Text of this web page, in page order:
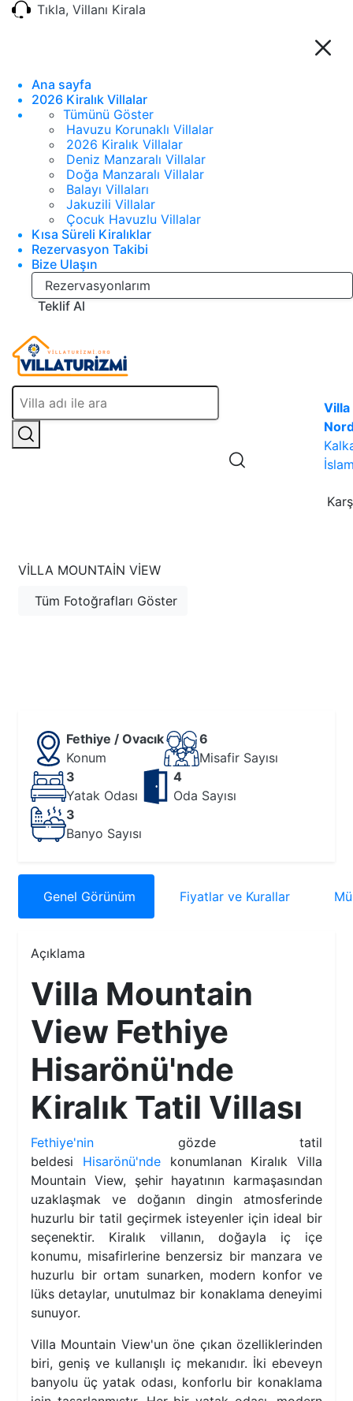
Tıkla, Villanı Kirala
Ana sayfa
2026 Kiralık Villalar
Tümünü Göster
Havuzu Korunaklı Villalar
2026 Kiralık Villalar
Deniz Manzaralı Villalar
Doğa Manzaralı Villalar
Balayı Villaları
Jakuzili Villalar
Çocuk Havuzlu Villalar
Kısa Süreli Kiralıklar
Rezervasyon Takibi
Bize Ulaşın
Rezervasyonlarım
Teklif Al
Villa
VILLA MOUNTAIN VIEW
Tüm Fotoğrafları Göster
Fethiye / Ovacık
Konum
6
Misafir Sayısı
3
Yatak Odası
4
Oda Sayısı
3
Banyo Sayısı
Genel Görünüm Fiyatlar ve Kurallar
Açıklama
Villa Mountain
View Fethiye
Hisarönü'nde
Kiralık Tatil Villası
Fethiye'nin gözde tatil
beldesi Hisarönü'nde konumlanan Kiralık Villa
Mountain View, şehir hayatının karmaşasından
uzaklaşmak ve doğanın dingin atmosferinde
huzurlu bir tatil geçirmek isteyenler için ideal bir
seçenektir. Kiralık villanın, doğayla iç içe
konumu, misafirlerine benzersiz bir manzara ve
huzurlu bir ortam sunarken, modern konfor ve
lüks detaylar, unutulmaz bir konaklama deneyimi
sunuyor.
Villa Mountain View'un öne çıkan özelliklerinden
biri, geniş ve kullanışlı iç mekanıdır. İki ebeveyn
banyolu üç yatak odası, konforlu bir konaklama